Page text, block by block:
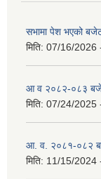
सभामा पेश भएको
मिति: 07/16/2026
आ व २०८२-०८३
मिति: 07/24/2025
आ. व. २०८१-०८२
मिति: 11/15/2024